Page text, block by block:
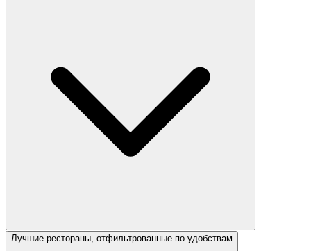
Лучшие рестораны, отфильтрованные по удобствам